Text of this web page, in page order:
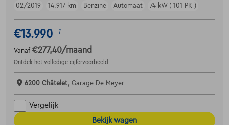
02/2019
14.917 km Benzine Automaat 74 kW ( 101 PK )
€13.990 1
Vanaf €277,40/maand
Ontdek het volledige cijfervoorbeeld
6200 Châtelet, Garage De Meyer
Vergelijk
Bekijk wagen